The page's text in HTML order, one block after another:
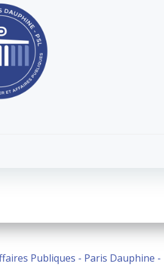
Publiques - Paris Dauphine